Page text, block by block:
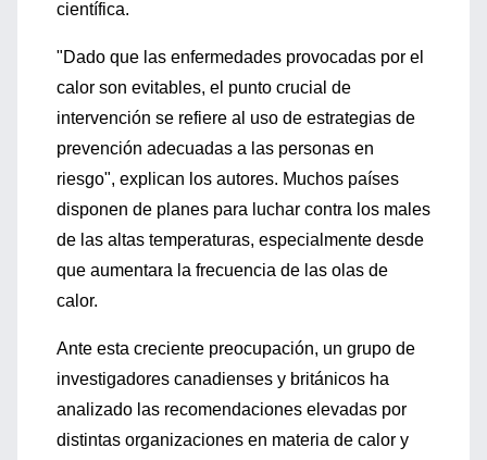
científica.
"Dado que las enfermedades provocadas por el
calor son evitables, el punto crucial de
intervención se refiere al uso de estrategias de
prevención adecuadas a las personas en
riesgo", explican los autores. Muchos países
disponen de planes para luchar contra los males
de las altas temperaturas, especialmente desde
que aumentara la frecuencia de las olas de
calor.
Ante esta creciente preocupación, un grupo de
investigadores canadienses y británicos ha
analizado las recomendaciones elevadas por
distintas organizaciones en materia de calor y